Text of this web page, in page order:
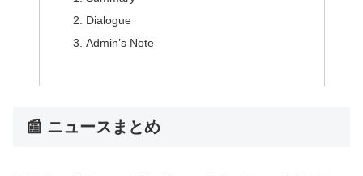
Dialogue
Admin’s Note
📰 ニュースまとめ